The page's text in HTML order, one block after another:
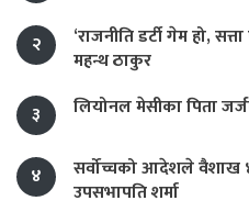
२
‘राजनीति डर्टी गेम हो,
महन्थ ठाकुर
३
लियोनल मेसीका पिता
४
सर्वोच्चको आदेशले
उपसभापति शर्मा